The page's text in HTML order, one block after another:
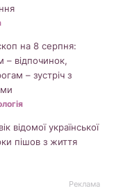
на 8 серпня:
– відпочинок,
– зустріч з
відомої української
пішов з життя
Реклама